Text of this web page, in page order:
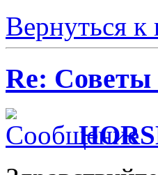
Вернуться к
Re: Советы